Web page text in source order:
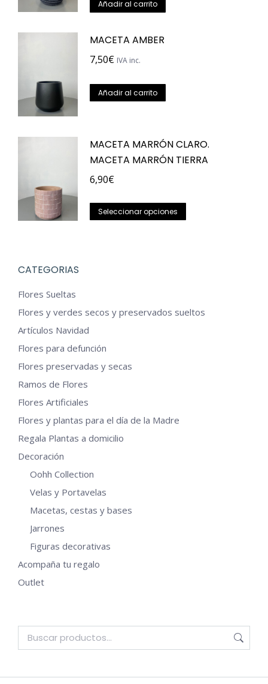
Añadir al carrito
MACETA AMBER
7,50€ IVA inc.
Añadir al carrito
MACETA MARRÓN CLARO.
MACETA MARRÓN TIERRA
6,90€
Seleccionar opciones
opciones
CATEGORIAS
Flores Sueltas
Flores y verdes secos y preservados sueltos
Artículos Navidad
Flores para defunción
Flores preservadas y secas
Ramos de Flores
Flores Artificiales
Flores y plantas para el día de la Madre
Regala Plantas a domicilio
Decoración
Oohh Collection
Velas y Portavelas
Macetas, cestas y bases
Jarrones
Figuras decorativas
Acompaña tu regalo
Outlet